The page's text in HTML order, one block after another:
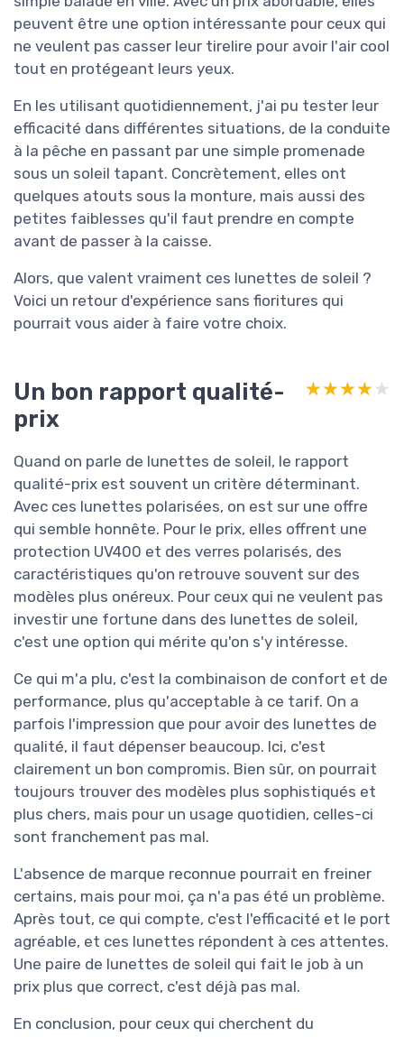
peuvent être une option intéressante pour ceux qui
ne veulent pas casser leur tirelire pour avoir l'air cool
tout en protégeant leurs yeux.
En les utilisant quotidiennement, j'ai pu tester leur
efficacité dans différentes situations, de la conduite
à la pêche en passant par une simple promenade
sous un soleil tapant. Concrètement, elles ont
quelques atouts sous la monture, mais aussi des
petites faiblesses qu'il faut prendre en compte
avant de passer à la caisse.
Alors, que valent vraiment ces lunettes de soleil ?
Voici un retour d'expérience sans fioritures qui
pourrait vous aider à faire votre choix.
Un bon rapport qualité-
prix
★★★★★
★★★★★
Quand on parle de lunettes de soleil, le rapport
qualité-prix est souvent un critère déterminant.
Avec ces lunettes polarisées, on est sur une offre
qui semble honnête. Pour le prix, elles offrent une
protection UV400 et des verres polarisés, des
caractéristiques qu'on retrouve souvent sur des
modèles plus onéreux. Pour ceux qui ne veulent pas
investir une fortune dans des lunettes de soleil,
c'est une option qui mérite qu'on s'y intéresse.
Ce qui m'a plu, c'est la combinaison de confort et de
performance, plus qu'acceptable à ce tarif. On a
parfois l'impression que pour avoir des lunettes de
qualité, il faut dépenser beaucoup. Ici, c'est
clairement un bon compromis. Bien sûr, on pourrait
toujours trouver des modèles plus sophistiqués et
plus chers, mais pour un usage quotidien, celles-ci
sont franchement pas mal.
L'absence de marque reconnue pourrait en freiner
certains, mais pour moi, ça n'a pas été un problème.
Après tout, ce qui compte, c'est l'efficacité et le port
agréable, et ces lunettes répondent à ces attentes.
Une paire de lunettes de soleil qui fait le job à un
prix plus que correct, c'est déjà pas mal.
En conclusion, pour ceux qui cherchent du